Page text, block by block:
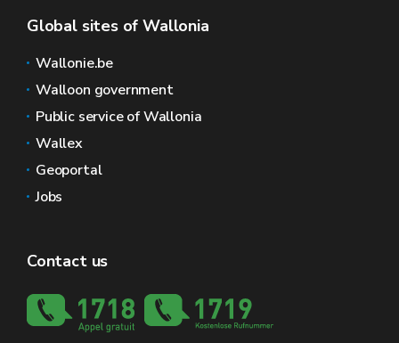
Global sites of Wallonia
Wallonie.be
Walloon government
Public service of Wallonia
Wallex
Geoportal
Jobs
Contact us